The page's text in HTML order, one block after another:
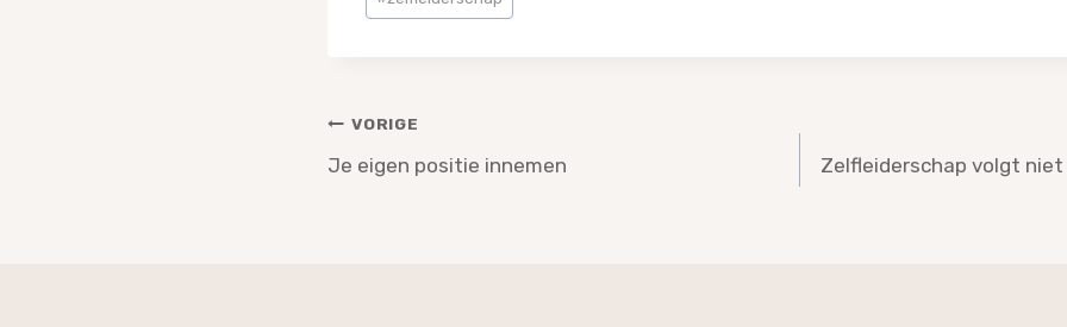
Bericht
navigatie
VORIGE
Je eigen positie innemen
Zelfleiderschap volgt